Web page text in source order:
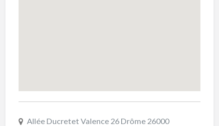
Allée Ducretet Valence 26 Drôme 26000